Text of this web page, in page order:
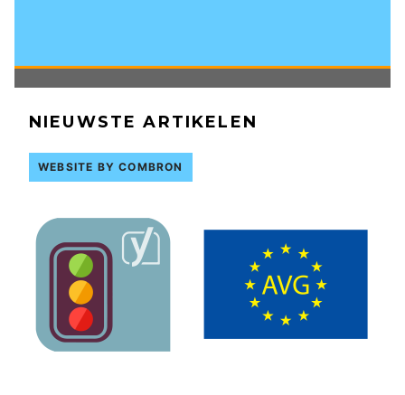
NIEUWSTE ARTIKELEN
WEBSITE BY COMBRON